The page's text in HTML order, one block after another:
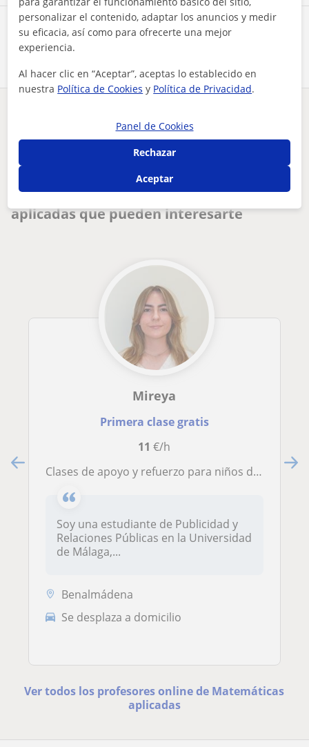
Comparte a este profesor
On-line
Matemáticas aplicadas
clases adaptadas a cada persona para su correcto aprendizaje...
Otros profesores online de Matemáticas
aplicadas que pueden interesarte
Mireya
Primera clase gratis
11 €/h
Clases de apoyo y refuerzo para niños de primaria
Soy una estudiante de Publicidad y
Relaciones Públicas en la Universidad
de Málaga,...
Benalmádena
Se desplaza a domicilio
Ver todos los profesores online de Matemáticas
aplicadas
personalizar el contenido, adaptar los anuncios y medir
su eficacia, así como para ofrecerte una mejor
experiencia.
Al hacer clic en “Aceptar”, aceptas lo establecido en
nuestra Política de Cookies y Política de Privacidad.
Panel de Cookies
Rechazar
Aceptar